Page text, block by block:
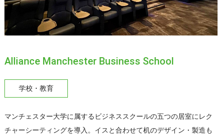
Alliance Manchester Business School
学校・教育
マンチェスター大学に属するビジネススクールの五つの居室にレク
チャーシーティングを導入。イスと合わせて机のデザイン・製造も